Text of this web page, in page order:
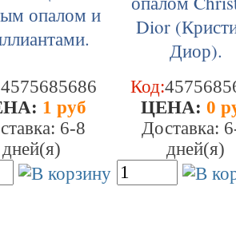
4575685686
1 руб
6-8
дней(я)
Код:
ЦEHA: 0
Доставка:
дней(я)